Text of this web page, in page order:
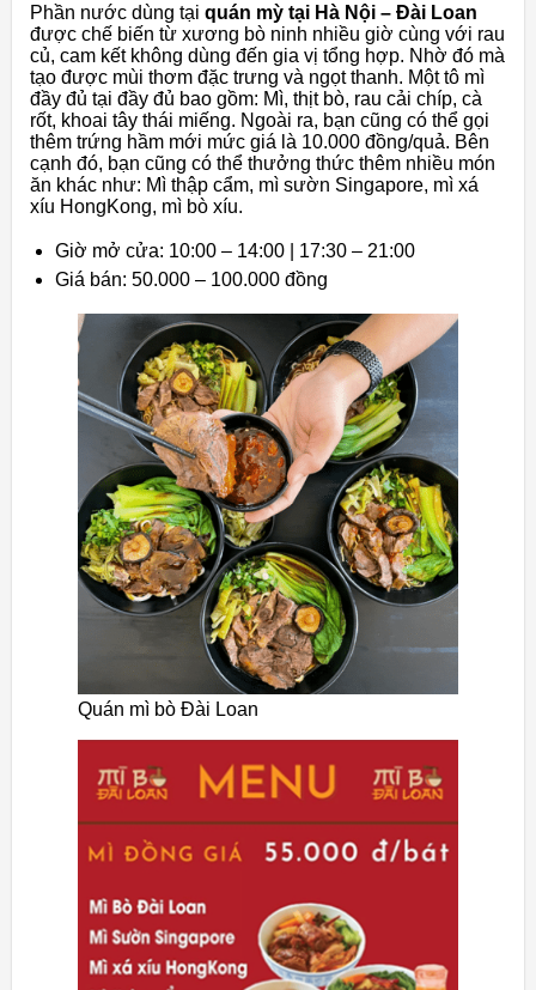
Phần nước dùng tại quán mỳ tại Hà Nội – Đài Loan
được chế biến từ xương bò ninh nhiều giờ cùng với rau
củ, cam kết không dùng đến gia vị tổng hợp. Nhờ đó mà
tạo được mùi thơm đặc trưng và ngọt thanh. Một tô mì
đầy đủ tại đầy đủ bao gồm: Mì, thịt bò, rau cải chíp, cà
rốt, khoai tây thái miếng. Ngoài ra, bạn cũng có thể gọi
thêm trứng hầm mới mức giá là 10.000 đồng/quả. Bên
cạnh đó, bạn cũng có thể thưởng thức thêm nhiều món
ăn khác như: Mì thập cẩm, mì sườn Singapore, mì xá
xíu HongKong, mì bò xíu.
Giờ mở cửa: 10:00 – 14:00 | 17:30 – 21:00
Giá bán: 50.000 – 100.000 đồng
Quán mì bò Đài Loan